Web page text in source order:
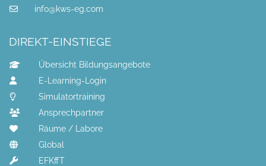
info@kws-eg.com
DIREKT-EINSTIEGE
Übersicht Bildungsangebote
E-Learning-Login
Simulatortraining
Ansprechpartner
Räume / Labore
Global
EFKffT